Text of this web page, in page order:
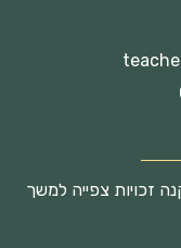
זכויות צפייה למשך